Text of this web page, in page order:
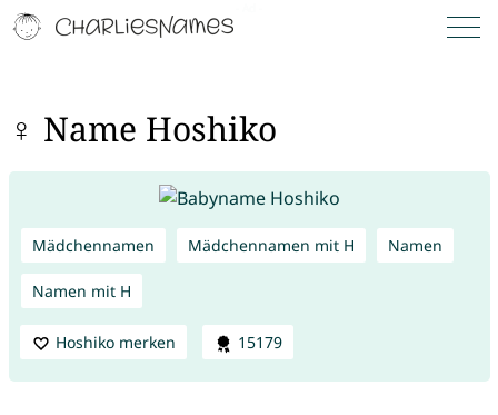
♀ Name Hoshiko
Mädchennamen Mädchennamen mit H Namen
Namen mit H
Hoshiko merken 15179